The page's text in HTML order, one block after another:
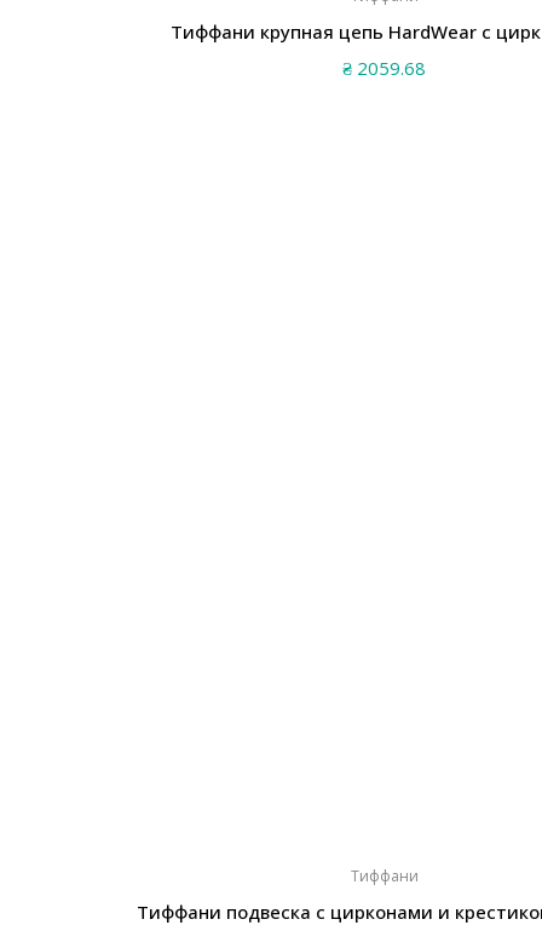
Тиффани крупная цепь HardWear с
₴ 2059.68
Тиффани
Тиффани подвеска с цирконами и